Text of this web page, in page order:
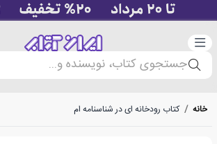
دسته‌بندی
جستجوی کتاب، نویسنده و...
خانه / کتاب رودخانه ای در شناسنامه ام